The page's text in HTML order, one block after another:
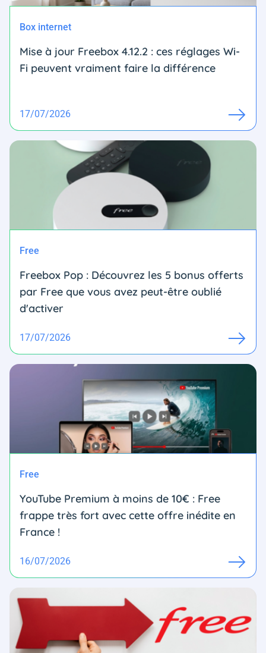
Box internet
Mise à jour Freebox 4.12.2 : ces réglages Wi-
Fi peuvent vraiment faire la différence
17/07/2026
Free
Freebox Pop : Découvrez les 5 bonus offerts
par Free que vous avez peut-être oublié
d'activer
17/07/2026
Free
YouTube Premium à moins de 10€ : Free
frappe très fort avec cette offre inédite en
France !
16/07/2026